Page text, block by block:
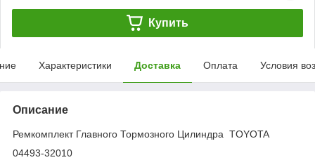
Купить
Характеристики Доставка Оплата Условия
Описание
Ремкомплект Главного Тормозного Цилиндра TOYOTA
04493-32010